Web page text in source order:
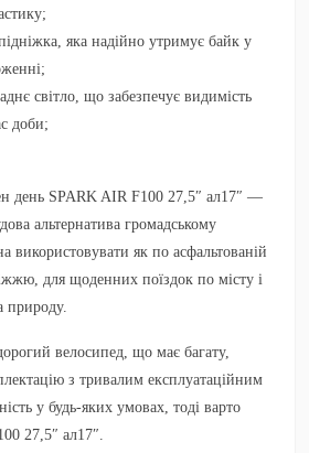
яка надійно утримує байк у
світло, що забезпечує видимість
доби;
день SPARK AIR F100 27,5″ ал17″ —
альтернатива громадському
використовувати як по асфальтованій
для щоденних поїздок по місту і
природу.
велосипед, що має багату,
з тривалим експлуатаційним
у будь-яких умовах, тоді варто
27,5″ ал17″.